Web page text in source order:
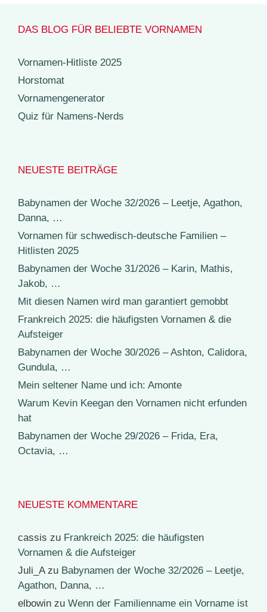
DAS BLOG FÜR BELIEBTE VORNAMEN
Vornamen-Hitliste 2025
Horstomat
Vornamengenerator
Quiz für Namens-Nerds
NEUESTE BEITRÄGE
Babynamen der Woche 32/2026 – Leetje, Agathon,
Danna, …
Vornamen für schwedisch-deutsche Familien –
Hitlisten 2025
Babynamen der Woche 31/2026 – Karin, Mathis,
Jakob, …
Mit diesen Namen wird man garantiert gemobbt
Frankreich 2025: die häufigsten Vornamen & die
Aufsteiger
Babynamen der Woche 30/2026 – Ashton, Calidora,
Gundula, …
Mein seltener Name und ich: Amonte
Warum Kevin Keegan den Vornamen nicht erfunden
hat
Babynamen der Woche 29/2026 – Frida, Era,
Octavia, …
NEUESTE KOMMENTARE
cassis zu Frankreich 2025: die häufigsten
Vornamen & die Aufsteiger
Juli_Azu Babynamen der Woche 32/2026 – Leetje,
Agathon, Danna, …
elbowin zu Wenn der Familienname ein Vorname ist